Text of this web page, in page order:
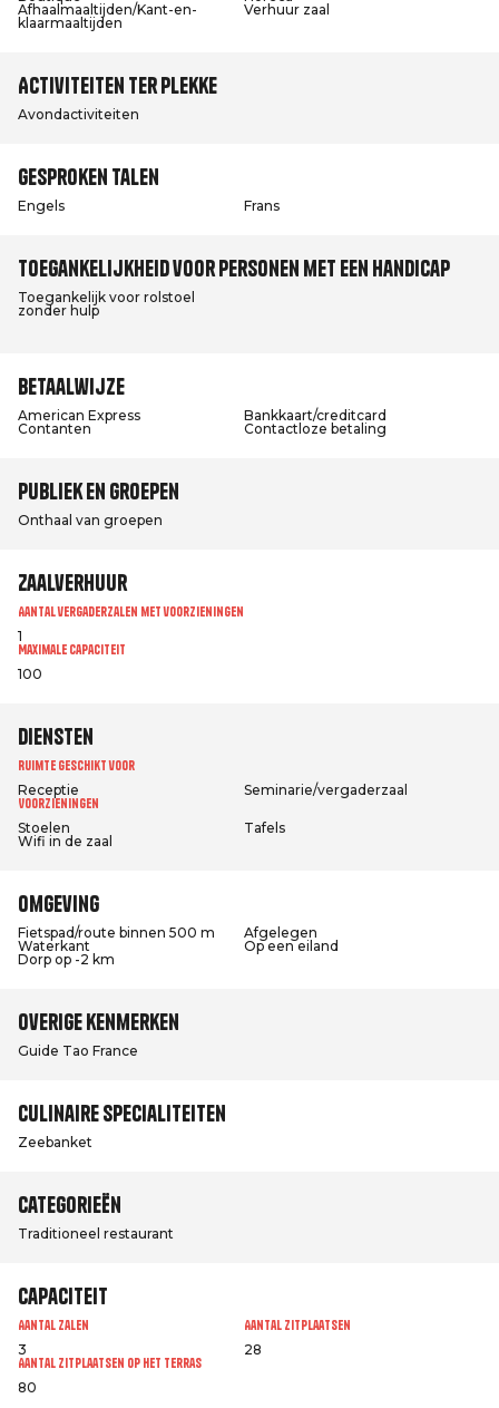
Afhaalmaaltijden/Kant-en-
klaarmaaltijden
Verhuur zaal
Activiteiten ter plekke
Avondactiviteiten
Gesproken talen
Engels Frans
Toegankelijkheid voor personen met een handicap
Toegankelijk voor rolstoel
zonder hulp
Betaalwijze
American Express
Bankkaart/creditcard
Contanten
Contactloze betaling
Publiek en groepen
Onthaal van groepen
Zaalverhuur
Aantal vergaderzalen met voorzieningen
1
Maximale capaciteit
100
Diensten
Ruimte geschikt voor
Receptie
Seminarie/vergaderzaal
Voorzieningen
Stoelen
Tafels
Wifi in de zaal
Omgeving
Fietspad/route binnen 500 m
Afgelegen
Waterkant
Op een eiland
Dorp op -2 km
Overige kenmerken
Guide Tao France
Culinaire specialiteiten
Zeebanket
Categorieën
Traditioneel restaurant
Capaciteit
Aantal zalen
3
Aantal zitplaatsen
28
Aantal zitplaatsen op het terras
80